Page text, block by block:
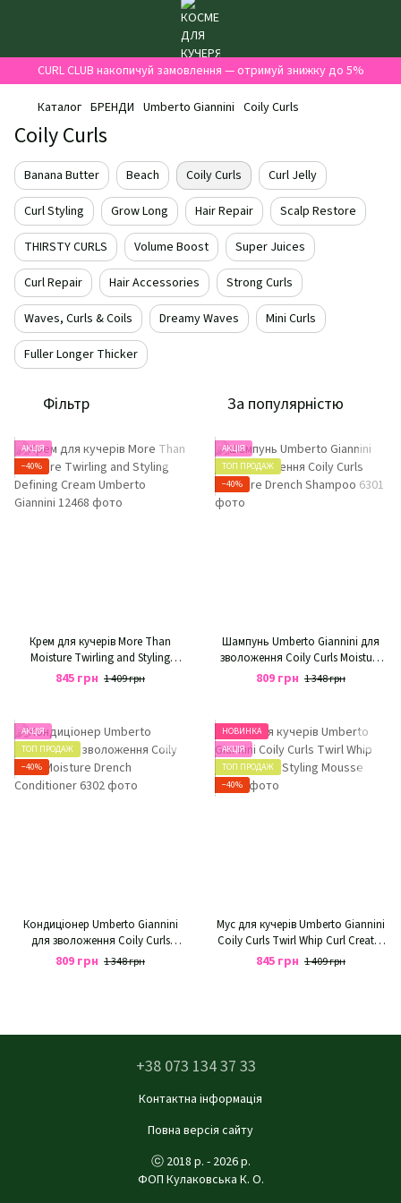
CURL CLUB накопичуй замовлення — отримуй знижку до 5%
Каталог БРЕНДИ Umberto Giannini Coily Curls
Coily Curls
Banana Butter Beach Coily Curls
Curl Jelly
Curl Styling
Grow Long Hair Repair
Scalp Restore
THIRSTY CURLS
Volume Boost
Super Juices
Curl Repair
Hair Accessories
Strong Curls
Waves, Curls & Coils
Dreamy Waves
Mini Curls
Fuller Longer Thicker
Фільтр За популярністю
АКЦІЯ
−40%
Крем для кучерів More Than
Moisture Twirling and Styling
Defining Cream Umberto Giannini
845 грн 1 409 грн
АКЦІЯ
ТОП ПРОДАЖ
−40%
Шампунь Umberto Giannini для
зволоження Coily Curls Moisture
Drench Shampoo
809 грн 1 348 грн
АКЦІЯ
ТОП ПРОДАЖ
−40%
Кондиціонер Umberto Giannini
для зволоження Coily Curls
Moisture Drench Conditioner
809 грн 1 348 грн
НОВИНКА
АКЦІЯ
ТОП ПРОДАЖ
−40%
Мус для кучерів Umberto Giannini
Coily Curls Twirl Whip Curl Creator
Styling Mousse
845 грн 1 409 грн
+38 073 134 37 33
Контактна інформація
Повна версія сайту
ⓒ 2018 р. - 2026 р.
ФОП Кулаковська К. О.